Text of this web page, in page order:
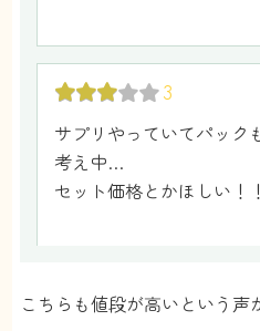
3
サプリやっていてパック
考え中…
セット価格とかほしい！
2
こちらも値段が高いという声